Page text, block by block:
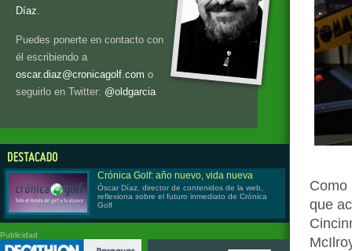
que
Díaz.
Puedes ponerte en contacto con
él escribiendo a
oscar.diaz@cronicagolf.com o
seguirlo en Twitter: @oldgarcia
Crónica Golf: año nuevo, vida nueva
Óscar Díaz, director de contenidos de la web,
reflexiona sobre el futuro inmediato de Crónica
Golf
Publicidad